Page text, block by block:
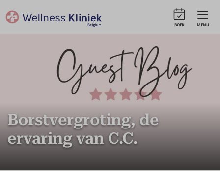
MENU
BOEK
Borstvergroting, de
ervaring van C.C.